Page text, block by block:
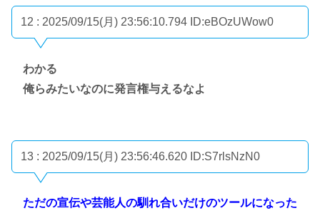
12 : 2025/09/15(月) 23:56:10.794 ID:eBOzUWow0
わかる
俺らみたいなのに発言権与えるなよ
13 : 2025/09/15(月) 23:56:46.620 ID:S7rlsNzN0
ただの宣伝や芸能人の馴れ合いだけのツールになった